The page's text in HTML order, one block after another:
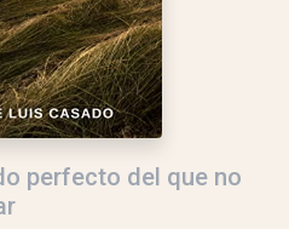
perfecto del que no